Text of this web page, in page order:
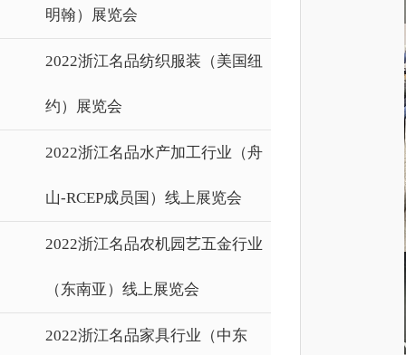
明翰）展览会
2022浙江名品纺织服装（美国纽
约）展览会
2022浙江名品水产加工行业（舟
山-RCEP成员国）线上展览会
2022浙江名品农机园艺五金行业
（东南亚）线上展览会
2022浙江名品家具行业（中东